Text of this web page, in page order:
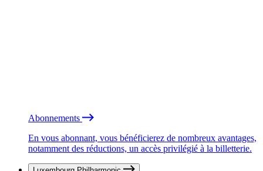
Abonnements
En vous abonnant, vous bénéficierez de nombreux avantages,
notamment des réductions, un accès privilégié à la billetterie.